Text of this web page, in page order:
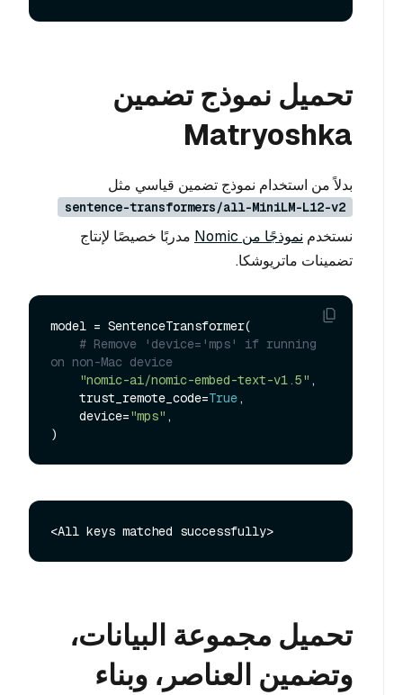
تحميل نموذج تضمين
Matryoshka
بدلاً من استخدام نموذج تضمين قياسي مثل
sentence-transformers/all-MiniLM-L12-v2
نستخدم نموذجًا من Nomic
مدربًا خصيصًا لإنتاج
تضمينات ماتريوشكا.
model = SentenceTransformer(
# Remove 'device='mps' if running
on non-Mac device
"nomic-ai/nomic-embed-text-v1.5" ,
    trust_remote_code=
True,
    device=
"mps" ,
تحميل مجموعة البيانات،
وتضمين العناصر، وبناء